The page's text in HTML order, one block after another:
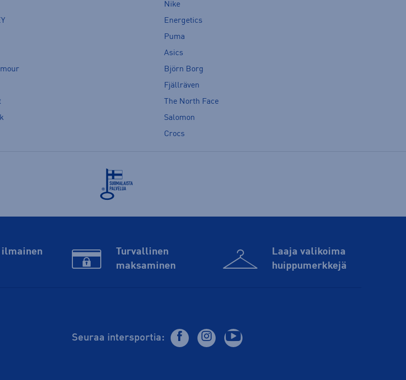
Nike
Energetics
Puma
Asics
Björn Borg
Fjällräven
The North Face
Salomon
Crocs
ilmainen
Turvallinen
maksaminen
Laaja valikoima
huippu­merkkejä
Seuraa intersportia: